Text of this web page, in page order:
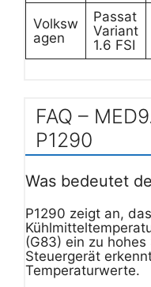
Volksw
agen
Passat
Variant
1.6 FSI
FAQ –
P1290
Was bedeutet
P1290 zeigt an,
(G83) ein zu
Steuergerät
Temperaturwerte.